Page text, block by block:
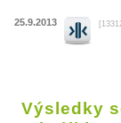
25.9.2013
Výsledky